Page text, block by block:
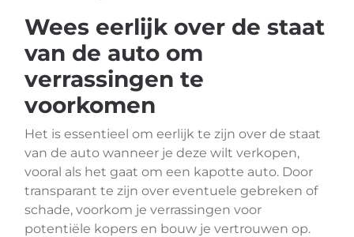
Wees eerlijk over de staat
van de auto om
verrassingen te
voorkomen
Het is essentieel om eerlijk te zijn over de staat
van de auto wanneer je deze wilt verkopen,
vooral als het gaat om een kapotte auto. Door
transparant te zijn over eventuele gebreken of
schade, voorkom je verrassingen voor
potentiële kopers en bouw je vertrouwen op.